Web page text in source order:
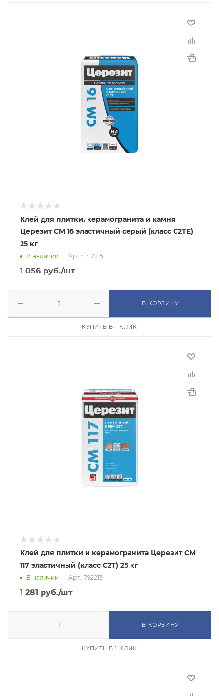
Клей для плитки, керамогранита и камня
Церезит CM 16 эластичный серый (класс С2ТE)
25 кг
В наличии Арт.: 1317215
1 056 руб./шт
В КОРЗИНУ
КУПИТЬ В 1 КЛИК
Клей для плитки и керамогранита Церезит CM
117 эластичный (класс C2T) 25 кг
В наличии Арт.: 792213
1 281 руб./шт
В КОРЗИНУ
КУПИТЬ В 1 КЛИК